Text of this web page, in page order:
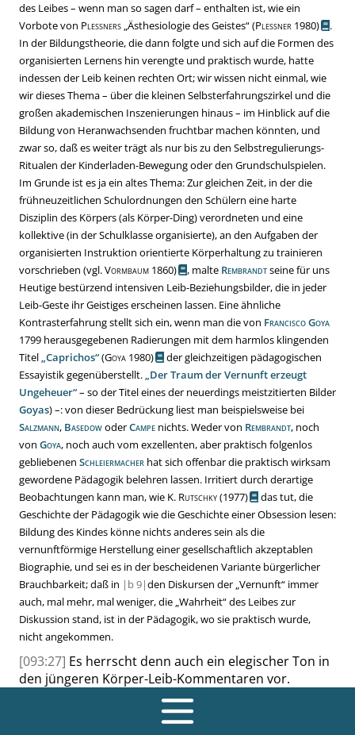
des Leibes – wenn man so sagen darf – enthalten ist, wie ein
Vorbote von Plessners „Ästhesiologie des Geistes“(Plessner 1980)
.
In der Bildungstheorie, die dann folgte und sich auf die Formen des
organisierten Lernens hin verengte und praktisch wurde, hatte
indessen der Leib keinen rechten Ort; wir wissen nicht einmal, wie
wirdieses Thema– über die kleinen Selbsterfahrungszirkel und die
großen akademischen Inszenierungen hinaus – im Hinblick auf die
Bildung von Heranwachsenden fruchtbar machen könnten, und
zwar so, daß es weiter trägt als nur bis zu den Selbstregulierungs-
Ritualen der Kinderladen-Bewegungoder den Grundschulspielen.
Im Grunde ist es jaein altes Thema: Zur gleichen Zeit, in der die
frühneuzeitlichen Schulordnungen den Schülern eine harte
Disziplin des Körpers (als Körper-Ding) verordneten und eine
kollektive (in der Schulklasse organisierte), an den Aufgaben der
organisierten Instruktion orientierte Körperhaltung zu trainieren
vorschrieben (vgl.Vormbaum 1860) , malte Rembrandtseine für uns
Heutige bestürzend intensiven Leib-Beziehungsbilder, die in jeder
Leib-Geste ihr Geistiges erscheinen lassen. Eine ähnliche
Kontrasterfahrung stellt sich ein, wenn man die von Francisco Goya
1799 herausgegebenen Radierungen mit dem harmlos klingenden
Titel„Caprichos“(Goya 1980)
der gleichzeitigen pädagogischen
Essayistik gegenüberstellt.„Der Traum der Vernunft erzeugt
Ungeheuer“– so der Titel eines der neuerdings meistzitierten Bilder
Goyas) –: von dieser Bedrückung liest man beispielsweise bei
Salzmann, BasedowoderCampe nichts. Weder von Rembrandt, noch
von Goya, noch auch vom exzellenten, aber praktisch folgenlos
gebliebenen Schleiermacher hat sich offenbar die praktisch wirksam
gewordene Pädagogik belehren lassen. Irritiert durch derartige
Beobachtungen kann man, wie K. Rutschky(1977)
das tut, die
Geschichte der Pädagogik wie die Geschichte einer Obsession lesen:
Bildung des Kindes könne nichts anderes sein als die
vernunftförmige Herstellung einer gesellschaftlich akzeptablen
Biographie, und sei es in der bescheidenen Variante bürgerlicher
Brauchbarkeit; daß in | b9|den Diskursen der „Vernunft“ immer
auch, mal mehr, mal weniger, die „Wahrheit“des Leibes zur
Diskussion stand, ist in der Pädagogik, wo sie praktisch wurde,
nicht angekommen.
[093:27] Es herrscht denn auch ein elegischer Ton in
den jüngeren Körper-Leib-Kommentaren vor.
Zwischen den Beklommenheiten unserer
sektionierten Sinnlichkeit und den Appellen, die